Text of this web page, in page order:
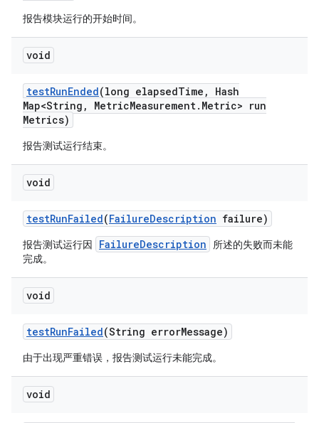
报告模块运行的开始时间。
void
testRunEnded(long elapsedTime ,
Hash
Map<String , MetricMeasurement. Metric> run
Metrics)
报告测试运行结束。
void
testRunFailed(FailureDescription failure)
报告测试运行因 FailureDescription
所述的失败而未能
完成。
void
testRunFailed(String errorMessage)
由于出现严重错误，报告测试运行未能完成。
void